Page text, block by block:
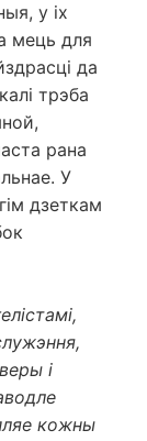
у іх
мець для
да
трэба
рана
У
дзеткам
і
кожны